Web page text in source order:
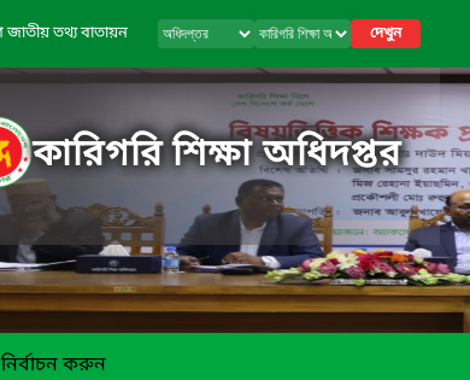
জাতীয় তথ্য বাতায়ন দেখুন
কারিগরি শিক্ষা অধিদপ্তর
করুন